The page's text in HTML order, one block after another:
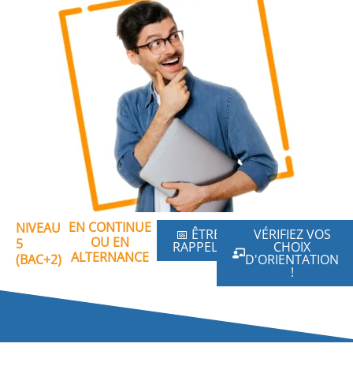
NIVEAU
5
(BAC+2)
EN CONTINUE
OU EN
ALTERNANCE
📅 ÊTRE
RAPPELÉ
VÉRIFIEZ VOS
CHOIX
D'ORIENTATION
!